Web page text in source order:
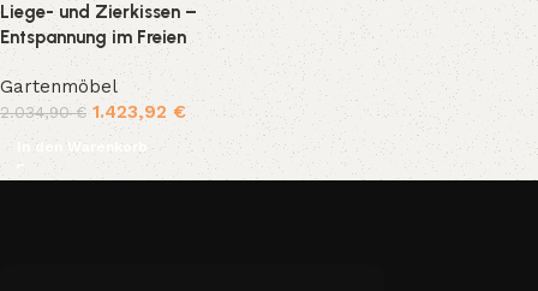
Liege- und Zierkissen –
Entspannung im Freien
Gartenmöbel
2.034,90€ 1.423,92 €
In den Warenkorb